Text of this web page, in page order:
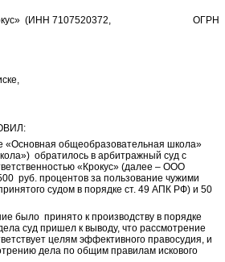
«Крокус» (ИНН 7107520372, ОГРН
«Основная общеобразовательная школа»
обратилось в арбитражный суд с
«Крокус» (далее – ООО
руб. процентов за пользование чужими
судом в порядке ст. 49 АПК РФ) и 50
было принято к производству в порядке
суд пришел к выводу, что рассмотрение
целям эффективного правосудия, и
дела по общим правилам искового